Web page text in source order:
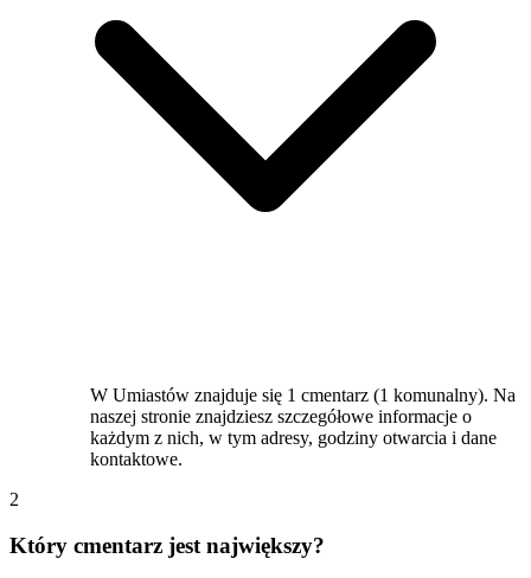
W Umiastów znajduje się 1 cmentarz (1 komunalny). Na
naszej stronie znajdziesz szczegółowe informacje o
każdym z nich, w tym adresy, godziny otwarcia i dane
kontaktowe.
2
Który cmentarz jest największy?